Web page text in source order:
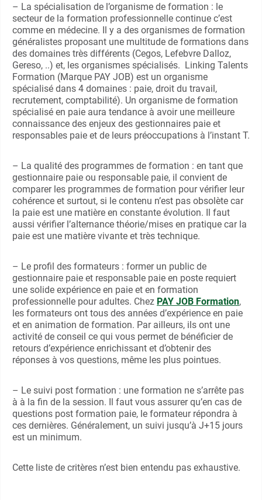
– La spécialisation de l’organisme de formation : le
secteur de la formation professionnelle continue c’est
comme en médecine. Il y a des organismes de formation
généralistes proposant une multitude de formations dans
des domaines très différents (Cegos, Lefebvre Dalloz,
Gereso, ..) et, les organismes spécialisés. Linking Talents
Formation (Marque PAY JOB) est un organisme
spécialisé dans 4 domaines : paie, droit du travail,
recrutement, comptabilité). Un organisme de formation
spécialisé en paie aura tendance à avoir une meilleure
connaissance des enjeux des gestionnaires paie et
responsables paie et de leurs préoccupations à l’instant T.
– La qualité des programmes de formation : en tant que
gestionnaire paie ou responsable paie, il convient de
comparer les programmes de formation pour vérifier leur
cohérence et surtout, si le contenu n’est pas obsolète car
la paie est une matière en constante évolution. Il faut
aussi vérifier l’alternance théorie/mises en pratique car la
paie est une matière vivante et très technique.
– Le profil des formateurs : former un public de
gestionnaire paie et responsable paie en poste requiert
une solide expérience en paie et en formation
professionnelle pour adultes. Chez PAY JOB Formation,
les formateurs ont tous des années d’expérience en paie
et en animation de formation. Par ailleurs, ils ont une
activité de conseil ce qui vous permet de bénéficier de
retours d’expérience enrichissant et d’obtenir des
réponses à vos questions, même les plus pointues.
– Le suivi post formation : une formation ne s’arrête pas
à à la fin de la session. Il faut vous assurer qu’en cas de
questions post formation paie, le formateur répondra à
ces dernières. Généralement, un suivi jusqu’à J+15 jours
est un minimum.
Cette liste de critères n’est bien entendu pas exhaustive.